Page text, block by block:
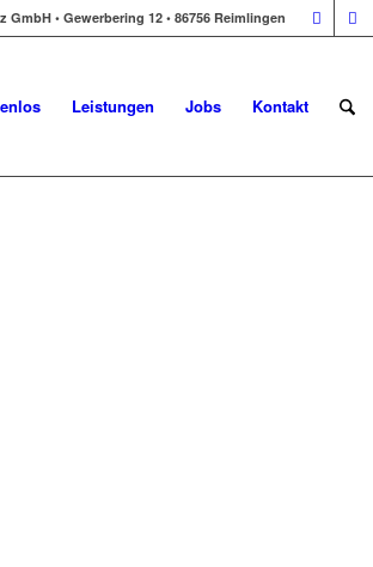
GmbH • Gewerbering 12 • 86756 Reimlingen
Leistungen Jobs Kontakt